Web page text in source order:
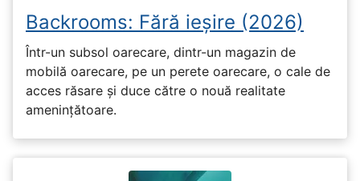
Backrooms: Fără ieșire (2026)
Într-un subsol oarecare, dintr-un magazin de
mobilă oarecare, pe un perete oarecare, o cale de
acces răsare și duce către o nouă realitate
amenințătoare.